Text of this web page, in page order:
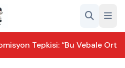
Tepkisi: “Bu Vebale